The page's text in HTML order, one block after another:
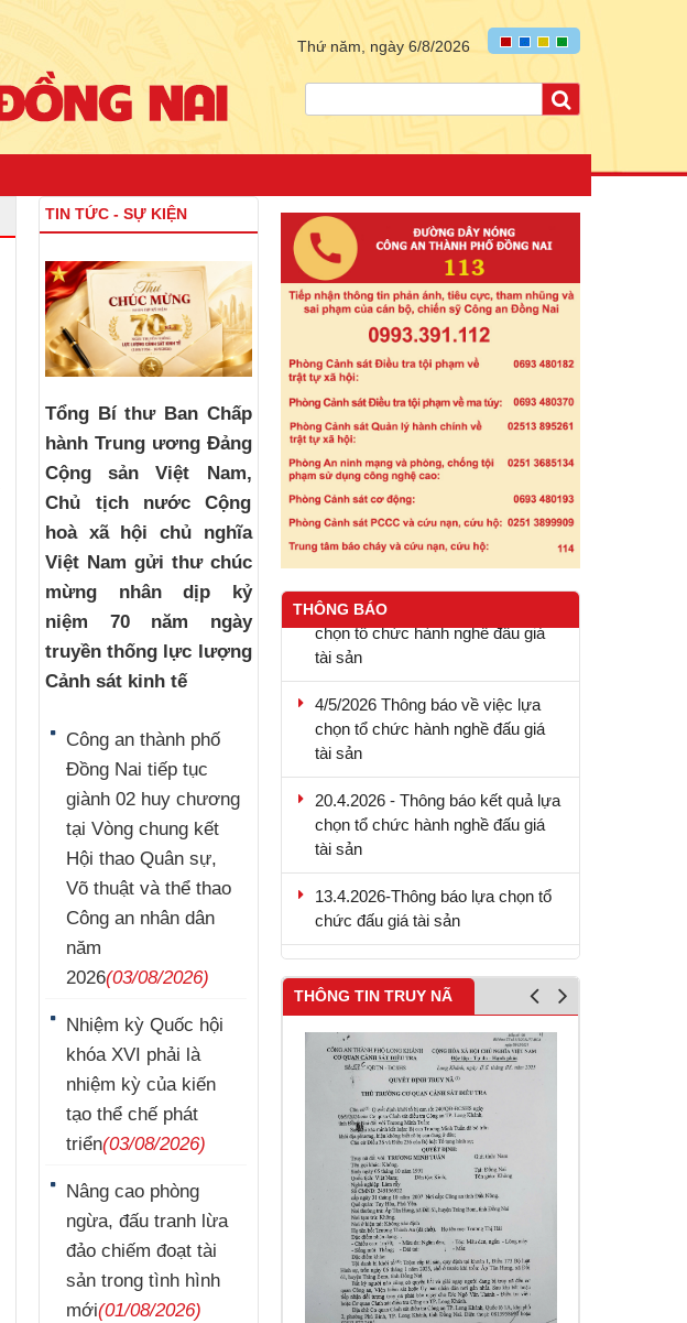
Thứ năm, ngày 6/8/2026
TIN TỨC - SỰ KIỆN
Tổng Bí thư Ban Chấp
hành Trung ương Đảng
Cộng sản Việt Nam,
Chủ tịch nước Cộng
hoà xã hội chủ nghĩa
Việt Nam gửi thư chúc
mừng nhân dịp kỷ
niệm 70 năm ngày
truyền thống lực lượng
Cảnh sát kinh tế
Công an thành phố
Đồng Nai tiếp tục
giành 02 huy chương
tại Vòng chung kết
Hội thao Quân sự,
Võ thuật và thể thao
Công an nhân dân
năm
2026(03/08/2026)
Nhiệm kỳ Quốc hội
khóa XVI phải là
nhiệm kỳ của kiến
tạo thể chế phát
triển(03/08/2026)
Nâng cao phòng
ngừa, đấu tranh lừa
đảo chiếm đoạt tài
sản trong tình hình
mới(01/08/2026)
THÔNG BÁO
chọn tổ chức hành nghề đấu giá
tài sản
4/5/2026 Thông báo về việc lựa
chọn tổ chức hành nghề đấu giá
tài sản
20.4.2026 - Thông báo kết quả lựa
chọn tổ chức hành nghề đấu giá
tài sản
13.4.2026-Thông báo lựa chọn tổ
chức đấu giá tài sản
4.6.2026 - Thông báo mời thầu
THÔNG TIN TRUY NÃ
Lý Nam Hùng